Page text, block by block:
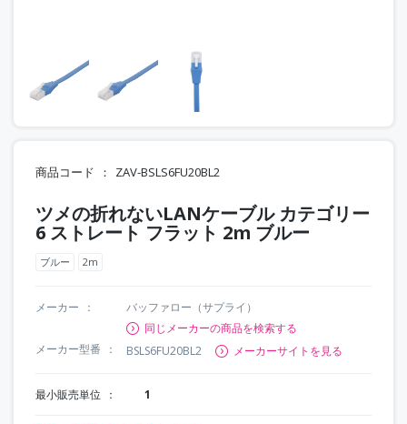
商品コード ZAV-BSLS6FU20BL2
ツメの折れないLANケーブル カテゴリー
6 ストレート フラット 2m ブルー
ブルー 2m
メーカー
バッファロー（サプライ）
同じメーカーの商品を検索する
メーカー型番
BSLS6FU20BL2 メーカーサイトを見る
最小販売単位 1